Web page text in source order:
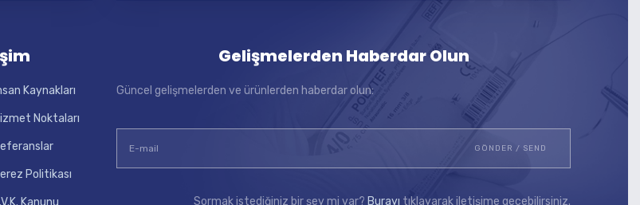
Kaynakları
Noktaları
Politikası
Kanunu
Gelişmelerden Haberdar Olun
Güncel gelişmelerden ve ürünlerden haberdar olun:
Sormak istediğiniz bir şey mi var? Burayı tıklayarak iletişime geçebilirsiniz.